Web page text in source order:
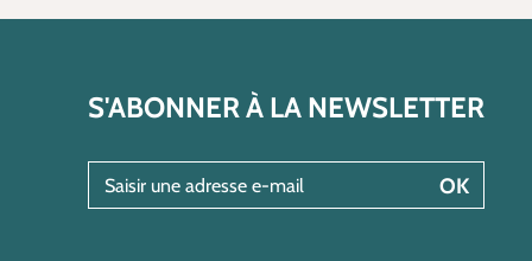
S'ABONNER À LA NEWSLETTER
OK